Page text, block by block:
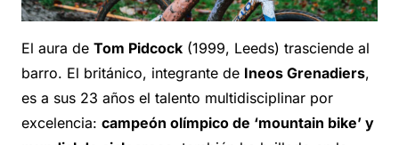
El aura de Tom Pidcock (1999, Leeds) trasciende al
barro. El británico, integrante de Ineos Grenadiers,
es a sus 23 años el talento multidisciplinar por
excelencia: campeón olímpico de ‘mountain bike’ y